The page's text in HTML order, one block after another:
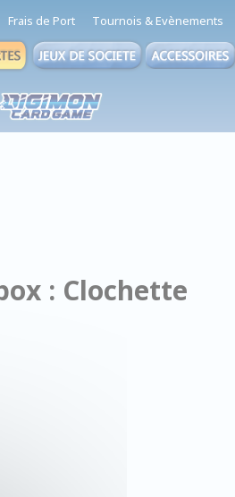
Frais de Port Tournois & Evènements
: Clochette